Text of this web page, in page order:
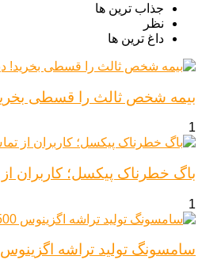
جذاب ترین ها
نظر
داغ ترین ها
بیمه شخص ثالث را قسطی
1
باگ خطرناک پیکسل؛ کاربران از تماس با 911 محروم می‌شوند
1
سامسونگ تولید تراشه اگزینوس 2500 را قطعی کرد